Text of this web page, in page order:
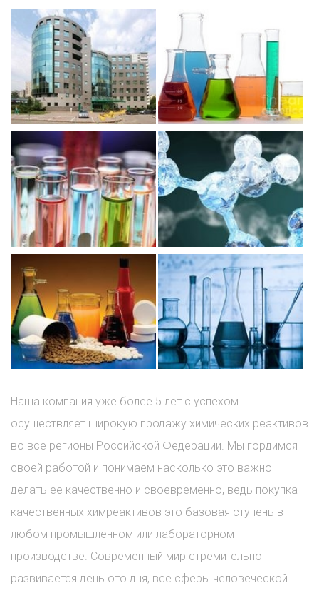
Наша компания уже более 5 лет с успехом
осуществляет широкую продажу химических реактивов
во все регионы Российской Федерации. Мы гордимся
своей работой и понимаем насколько это важно
делать ее качественно и своевременно, ведь покупка
качественных химреактивов это базовая ступень в
любом промышленном или лабораторном
производстве. Современный мир стремительно
развивается день ото дня, все сферы человеческой